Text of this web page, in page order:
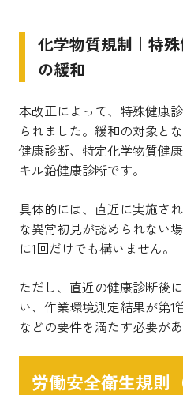
化学物質規制｜特
の緩和
本改正によって、特殊健康
られました。 緩和の対象と
健康診断、特定化学物質健
キル鉛健康診断です。
具体的には、直近に実施さ
な異常初見が認められない
に1回だけでも構いません。
ただし、直近の健康診断後
い、作業環境測定結果が第1
などの要件を満たす必要があ
労働安全衛生規則